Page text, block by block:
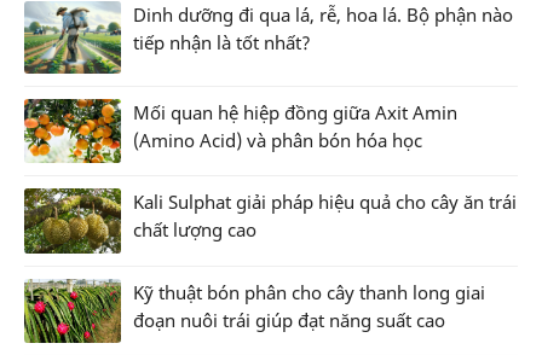
Dinh dưỡng đi qua lá, rễ, hoa lá. Bộ phận nào
tiếp nhận là tốt nhất?
Mối quan hệ hiệp đồng giữa Axit Amin
(Amino Acid) và phân bón hóa học
Kali Sulphat giải pháp hiệu quả cho cây ăn trái
chất lượng cao
Kỹ thuật bón phân cho cây thanh long giai
đoạn nuôi trái giúp đạt năng suất cao